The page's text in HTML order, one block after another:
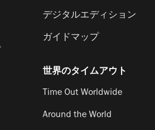
デジタルエディション
ガイドマップ
世界のタイムアウト
Time Out Worldwide
Around the World